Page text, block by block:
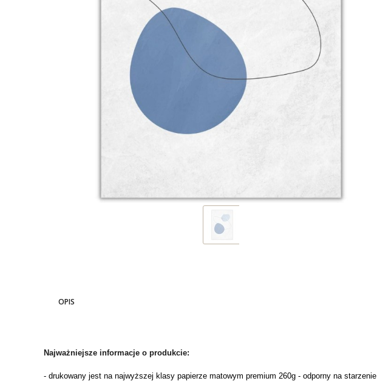
OPIS
Najważniejsze informacje o produkcie:
- drukowany jest na najwyższej klasy papierze matowym premium 260g - odporny na starzenie